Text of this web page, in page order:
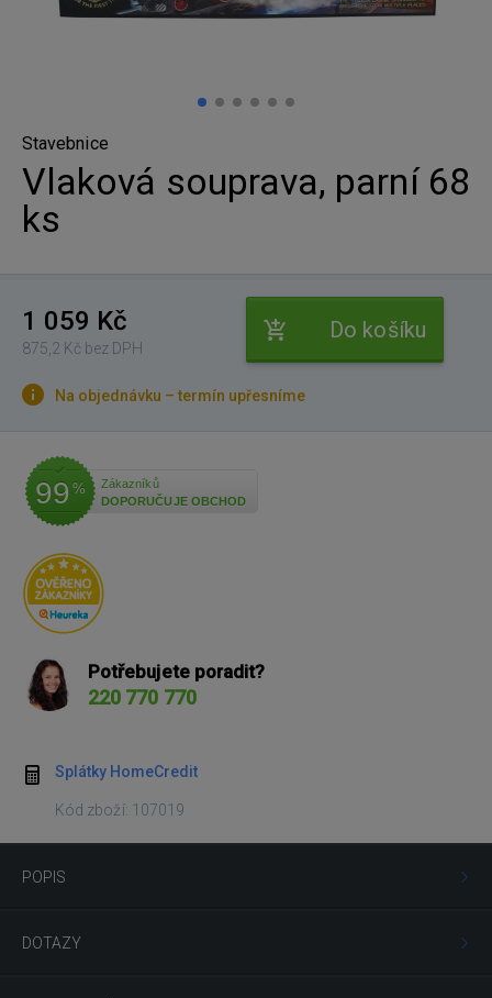
Stavebnice
Vlaková souprava, parní 68
ks
1 059 Kč
875,2 Kč bez DPH
Do košíku
Na objednávku – termín upřesníme
99 %
Zákazníků
DOPORUČUJE OBCHOD
Potřebujete poradit?
220 770 770
Splátky HomeCredit
Kód zboží: 107019
POPIS
DOTAZY